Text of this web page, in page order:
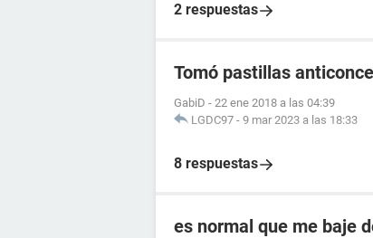
2 respuestas
Tomó pastillas
GabiD - 22 ene 2018 a las 04:39
LGDC97 - 9 mar 2023 a las 18:33
8 respuestas
es normal que me baje